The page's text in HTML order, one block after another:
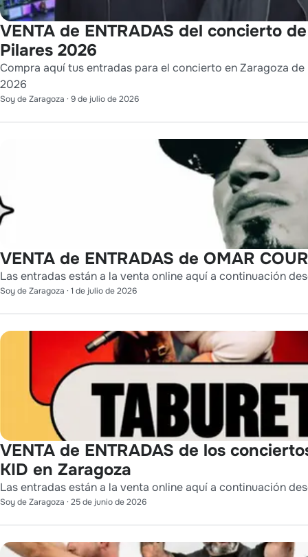
VENTA de ENTRADAS del concierto
Pilares 2026
Compra aquí tus entradas para el concierto en Zaragoza
2026
Soy de Zaragoza · 9 de julio de 2026
VENTA de ENTRADAS de OMAR
Las entradas están a la venta online aquí a continuación
Soy de Zaragoza · 1 de julio de 2026
VENTA de ENTRADAS de los
KID en Zaragoza
Las entradas están a la venta online aquí a continuación
Soy de Zaragoza · 25 de junio de 2026